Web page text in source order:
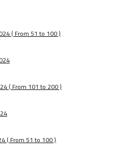
( From 51 to 100 )
( From 101 to 200 )
( From 51 to 100 )